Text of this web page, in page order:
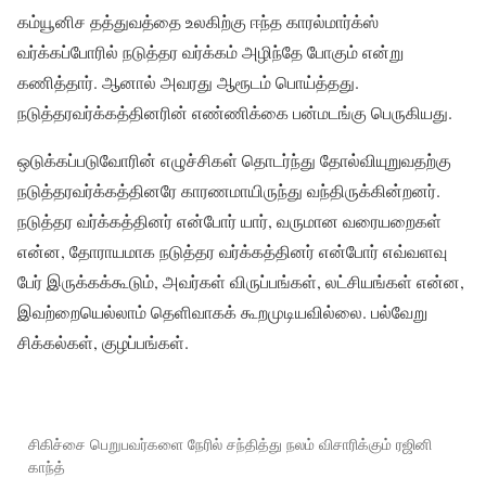
கம்யூனிச தத்துவத்தை உலகிற்கு ஈந்த காரல்மார்க்ஸ்
வர்க்கப்போரில் நடுத்தர வர்க்கம் அழிந்தே போகும் என்று
கணித்தார். ஆனால் அவரது ஆரூடம் பொய்த்தது.
நடுத்தரவர்க்கத்தினரின் எண்ணிக்கை பன்மடங்கு பெருகியது.
ஒடுக்கப்படுவோரின் எழுச்சிகள் தொடர்ந்து தோல்வியுறுவதற்கு
நடுத்தரவர்க்கத்தினரே காரணமாயிருந்து வந்திருக்கின்றனர்.
நடுத்தர வர்க்கத்தினர் என்போர் யார், வருமான வரையறைகள்
என்ன, தோராயமாக நடுத்தர வர்க்கத்தினர் என்போர் எவ்வளவு
பேர் இருக்கக்கூடும், அவர்கள் விருப்பங்கள், லட்சியங்கள் என்ன,
இவற்றையெல்லாம் தெளிவாகக் கூறமுடியவில்லை. பல்வேறு
சிக்கல்கள், குழப்பங்கள்.
சிகிச்சை பெறுபவர்களை நேரில் சந்தித்து நலம் விசாரிக்கும் ரஜினி
காந்த்